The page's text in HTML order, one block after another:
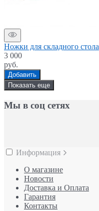
Ножки для складного стола
3 000
руб.
Добавить
Показать еще
Мы в соц сетях
Информация
О магазине
Новости
Доставка и Оплата
Гарантия
Контакты